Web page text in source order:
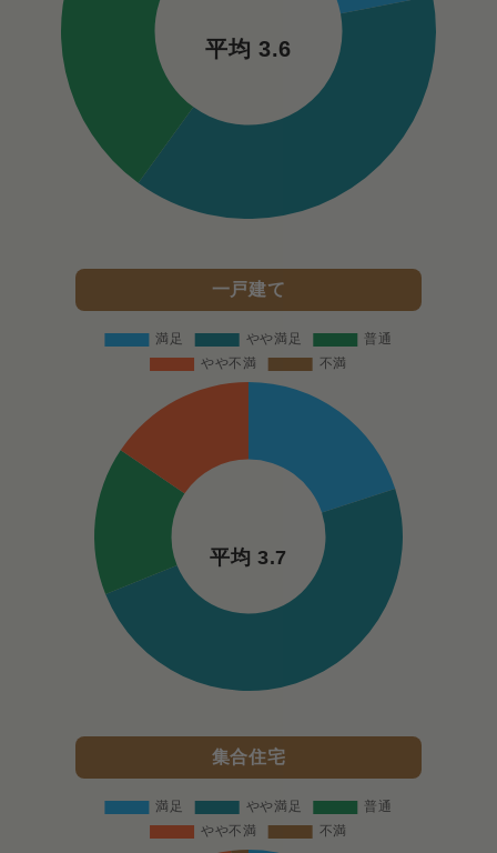
平均 3.6
一戸建て
平均 3.7
集合住宅